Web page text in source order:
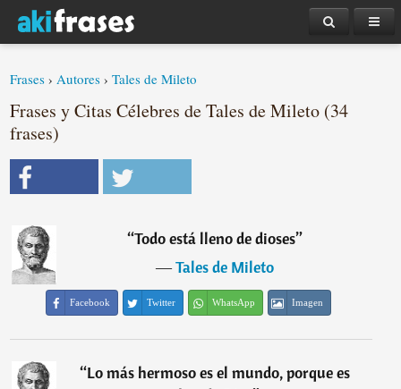
Frases ›Autores ›Tales de Mileto
Frases y Citas Célebres de Tales de Mileto (34
frases)
“Todo está lleno de dioses”
―Tales de Mileto
Facebook Twitter WhatsApp Imagen
“Lo más hermoso es el mundo, porque es